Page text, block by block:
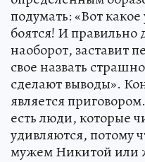
подумать: «Вот
боятся! И правильно
наоборот, заставит
свое назвать
сделают выводы».
является
есть люди, которые
удивляются, потому
мужем Никитой или